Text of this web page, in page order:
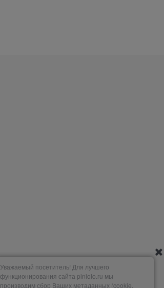
Уважаемый посетитель! Для лучшего
функционирования сайта piniolo.ru мы
производим сбор Ваших метаданных (cookie,